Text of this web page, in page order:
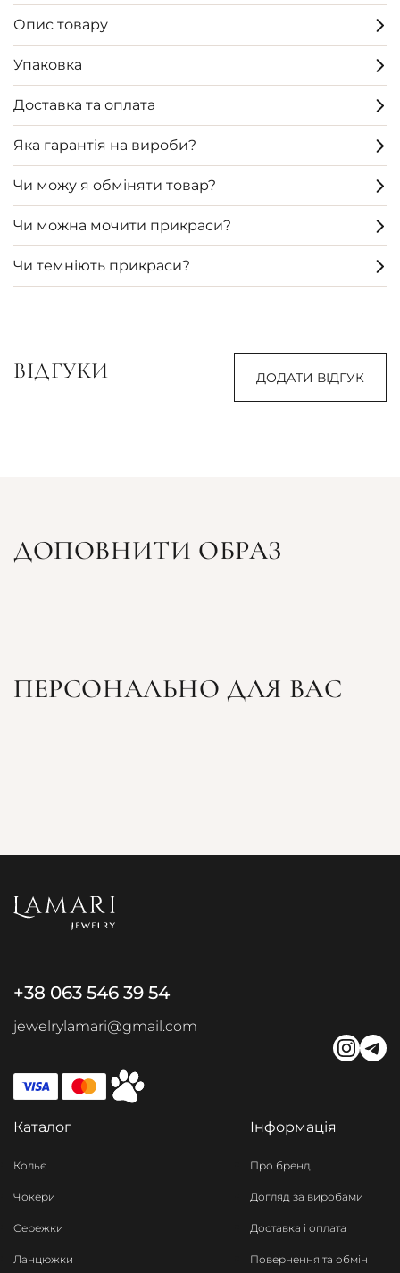
Опис товару
Упаковка
Доставка та оплата
Яка гарантія на вироби?
Чи можу я обміняти товар?
Чи можна мочити прикраси?
Чи темніють прикраси?
ВІДГУКИ ДОДАТИ ВІДГУК
ДОПОВНИТИ ОБРАЗ
ПЕРСОНАЛЬНО ДЛЯ ВАС
+38 063 546 39 54
jewelrylamari@gmail.com
Каталог
Кольє
Чокери
Сережки
Ланцюжки
Інформація
Про бренд
Догляд за виробами
Доставка і оплата
Повернення та обмін